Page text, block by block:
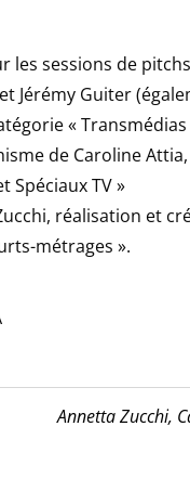
les sessions de
Jérémy Guiter
« Transmédias
de Caroline
Spéciaux TV »
réalisation et
métrages ».
Annetta Zucchi,